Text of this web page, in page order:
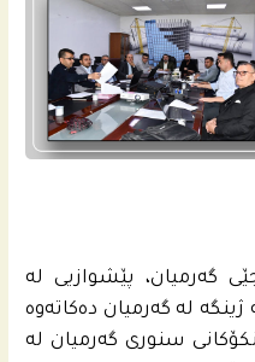
گه‌رمیان، پێشوازیی له‌
له‌ گه‌رمیان ده‌كاته‌وه‌
سنورى گه‌رمیان له‌